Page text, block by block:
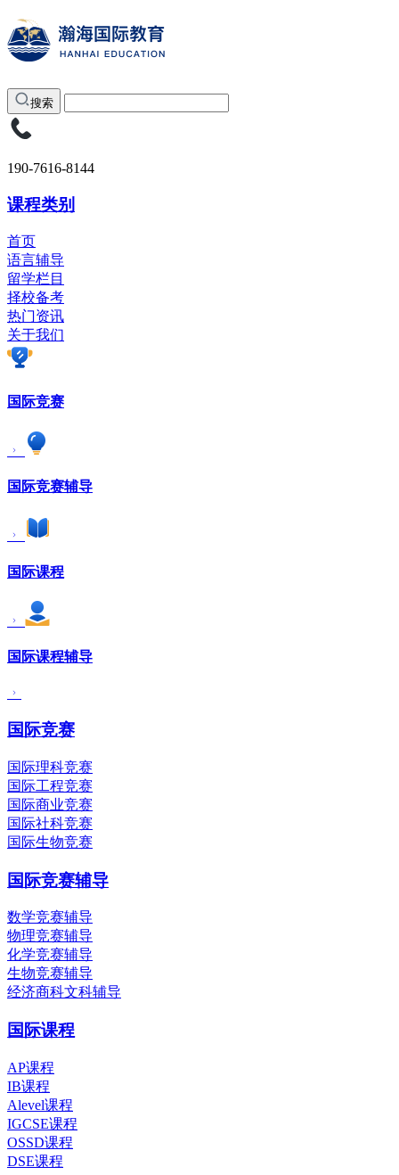
搜索
190-7616-8144
课程类别
首页
语言辅导
留学栏目
择校备考
热门资讯
关于我们
国际竞赛
国际竞赛辅导
国际课程
国际课程辅导
国际竞赛
国际理科竞赛
国际工程竞赛
国际商业竞赛
国际社科竞赛
国际生物竞赛
国际竞赛辅导
数学竞赛辅导
物理竞赛辅导
化学竞赛辅导
生物竞赛辅导
经济商科文科辅导
国际课程
AP课程
IB课程
Alevel课程
IGCSE课程
OSSD课程
DSE课程